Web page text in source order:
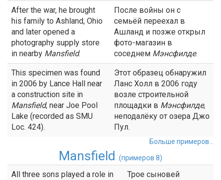
After the war, he brought
his family to Ashland, Ohio
and later opened a
photography supply store
in nearby Mansfield.
После войны он с
семьёй переехал в
Ашланд и позже открыл
фото-магазин в
соседнем Мэнсфилде.
This specimen was found
in 2006 by Lance Hall near
a construction site in
Mansfield, near Joe Pool
Lake (recorded as SMU
Loc. 424).
Этот образец обнаружил
Ланс Холл в 2006 году
возле строительной
площадки в Мэнсфилде,
неподалёку от озера Джо
Пул.
Больше примеров...
Mansfield (примеров 8)
All three sons played a role in
Трое сыновей